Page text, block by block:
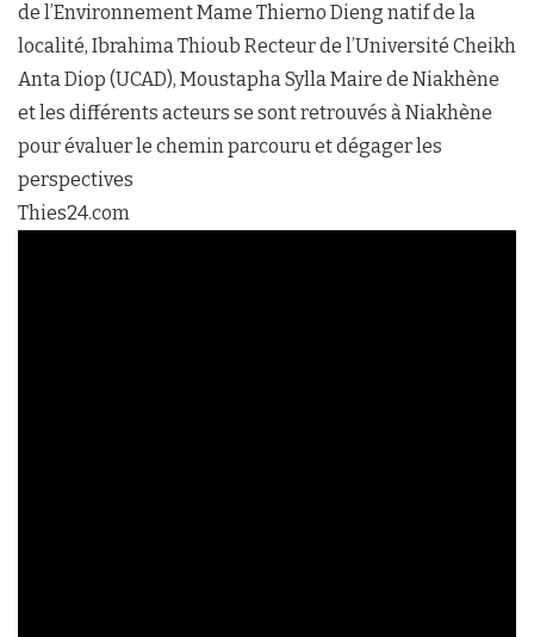
de l’Environnement Mame Thierno Dieng natif de la
localité, Ibrahima Thioub Recteur de l’Université Cheikh
Anta Diop (UCAD), Moustapha Sylla Maire de Niakhène
et les différents acteurs se sont retrouvés à Niakhène
pour évaluer le chemin parcouru et dégager les
perspectives
Thies24.com